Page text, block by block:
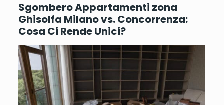
Sgombero Appartamenti zona
Ghisolfa Milano vs. Concorrenza:
Cosa Ci Rende Unici?